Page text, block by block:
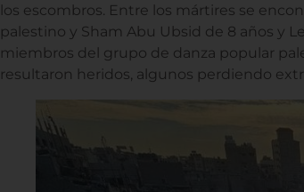
los escombros. Entre los mártires se
palestino y Sham Abu Ubsid de 8 años y
miembros del grupo de danza popular
resultaron heridos, algunos perdiendo